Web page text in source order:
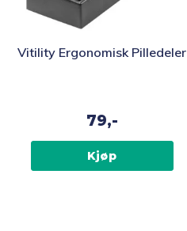
Vitility Ergonomisk Pilledeler
79,-
Kjøp